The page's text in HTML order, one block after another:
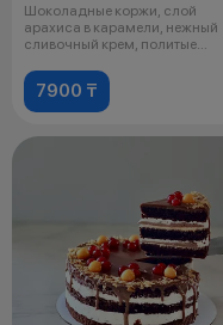
Шоколадные коржи, слой
арахиса в карамели, нежный
сливочный крем, политые
7900 ₸